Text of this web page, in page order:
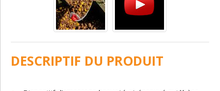
DESCRIPTIF DU PRODUIT